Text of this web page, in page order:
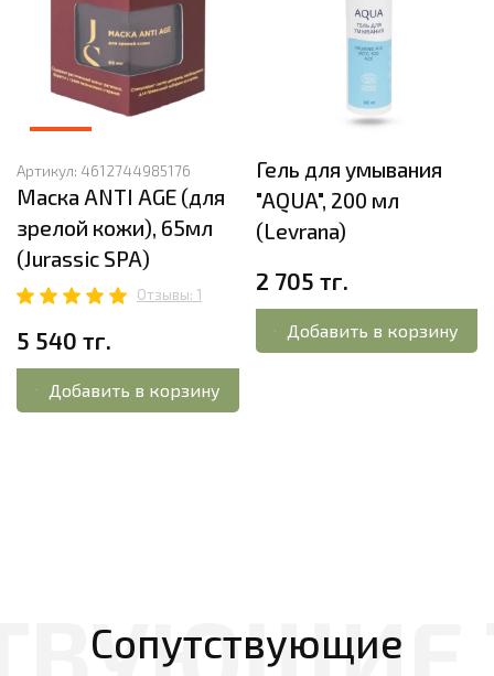
Артикул: 4612744985176
Маска ANTI AGE (для
зрелой кожи), 65мл
(Jurassic SPA)
Отзывы: 1
5 540 тг.
Добавить в корзину
Гель для умывания
"AQUA", 200 мл
(Levrana)
2 705 тг.
Добавить в корзину
Сопутствующие